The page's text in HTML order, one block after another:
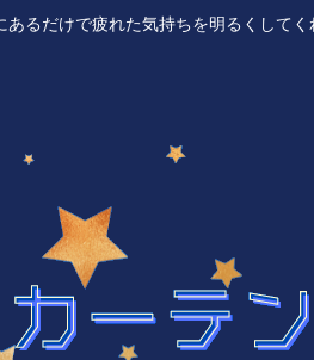
るだけで疲れた気持ちを明るくして